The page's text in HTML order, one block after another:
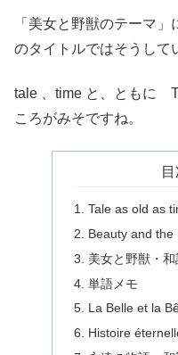
「美女と野獣のテーマ
のタイトルではそうして
tale 、time と、ともに
ころがみそですね。
Tale as old as
Beauty and the
美女と野獣・和
単語メモ
La Belle et la
Histoire